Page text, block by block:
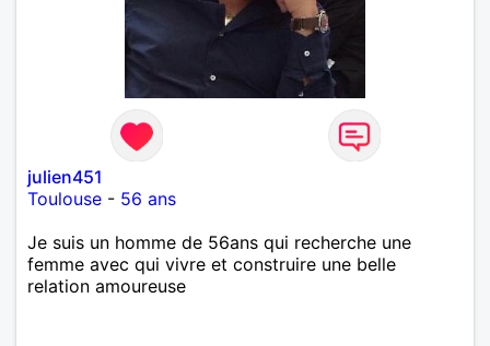
julien451
Toulouse - 56 ans
Je suis un homme de 56ans qui recherche une
femme avec qui vivre et construire une belle
relation amoureuse